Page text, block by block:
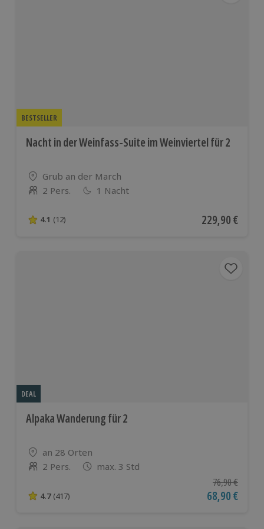
BESTSELLER
Nacht in der Weinfass-Suite im Weinviertel für 2
Standort
Grub an der March
Anzahl der Teilnehmer
2 Pers. 1 Nacht
4.1 von 5 Sternen basierend auf 12 Bewertungen
4.1 (12) Aktueller Preis
229,90 €
DEAL
Alpaka Wanderung für 2
Standort
an 28 Orten
Anzahl der Teilnehmer
2 Pers. max. 3 Std
4.7 von 5 Sternen basierend auf 417 Bewertungen
4.7 (417)
76,90 €
Aktueller
68,90 €